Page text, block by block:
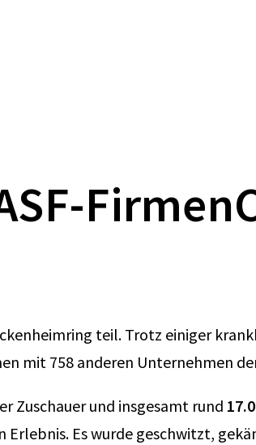
teil. Trotz einiger
mit 758 anderen Unternehmen
Zuschauer und insgesamt rund
Es wurde geschwitzt,